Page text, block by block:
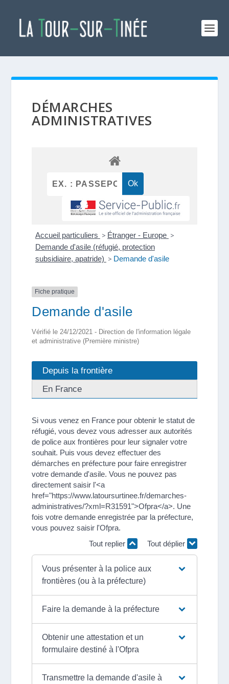
DÉMARCHES
ADMINISTRATIVES
Accueil particuliers > Étranger - Europe >
Demande d'asile (réfugié, protection
subsidiaire, apatride) > Demande d'asile
Fiche pratique
Demande d'asile
Vérifié le 24/12/2021 - Direction de l'information légale
et administrative (Première ministre)
Depuis la frontière
En France
Si vous venez en France pour obtenir le statut de
réfugié, vous devez vous adresser aux autorités
de police aux frontières pour leur signaler votre
souhait. Puis vous devez effectuer des
démarches en préfecture pour faire enregistrer
votre demande d'asile. Vous ne pouvez pas
directement saisir l'<a
href="https://www.latoursurtinee.fr/demarches-
administratives/?xml=R31591">Ofpra</a>. Une
fois votre demande enregistrée par la préfecture,
vous pouvez saisir l'Ofpra.
Tout replier
Tout déplier
Vous présenter à la police aux
frontières (ou à la préfecture)
Faire la demande à la préfecture
Obtenir une attestation et un
formulaire destiné à l'Ofpra
Transmettre la demande d'asile à